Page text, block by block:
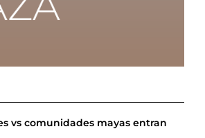
vs comunidades mayas entran